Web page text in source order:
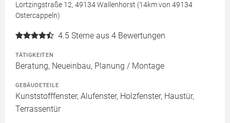
Lortzingstraße 12, 49134 Wallenhorst (14km von 49134
Ostercappeln)
4.5 Sterne aus 4 Bewertungen
TÄTIGKEITEN
Beratung, Neueinbau, Planung / Montage
GEBÄUDETEILE
Kunststofffenster, Alufenster, Holzfenster, Haustür,
Terrassentür